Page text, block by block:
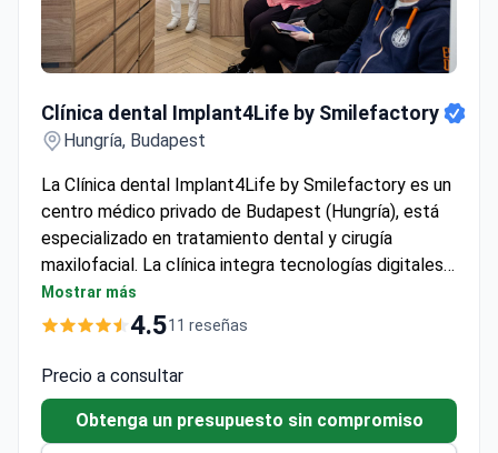
Clínica dental Implant4Life by Smilefactory
Hungría, Budapest
centro médico privado de Budapest (Hungría), está
especializado en tratamiento dental y cirugía
maxilofacial. La clínica integra tecnologías digitales
avanzadas y fue galardonada con el All-on-4 Clinic of
Excellence por Nobel Biocare en 2024. Atiende a
adultos y niños, con una base de pacientes de
recomendable enviar una radiografía panorámica o
TVP (CBCT) antes de solicitar una oferta dental.
Mostrar más
4.5
Obtenga un presupuesto sin compromiso
Más información